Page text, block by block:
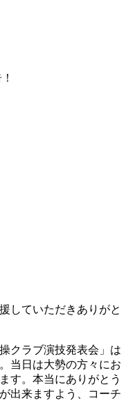
していただきありがと
クラブ演技発表会」は
当日は大勢の方々にお
す。本当にありがとう
出来ますよう、コーチ